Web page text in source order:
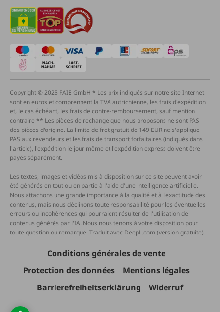
Copyright © 2025 FAIE GmbH * Les prix indiqués sur notre site Internet
sont en euros et comprennent la TVA autrichienne, les frais d'expédition
et, le cas échéant, les frais de contre-remboursement, sauf mention
contraire ** Les pièces de rechange que nous proposons ne sont PAS
des pièces d'origine. La limite de fret gratuit de 149 EUR ne s'applique
PAS aux revendeurs et les frais de transport forfaitaires (indiqués dans
l'article), l'expédition le jour même et l'expédition express doivent être
payés séparément.
Les textes, images et vidéos mis à disposition sur ce site peuvent avoir
été générés en tout ou en partie à l'aide d'une intelligence artificielle.
Nous attachons une grande importance à la qualité et à l'exactitude des
contenus, mais nous déclinons toute responsabilité pour les éventuelles
erreurs ou incohérences qui pourraient résulter de l'utilisation de
contenus générés par l'IA. Nous nous tenons à votre disposition pour
toute question ou remarque. Traduit avec DeepL.com (version gratuite)
Conditions générales de vente
Protection des données
Mentions légales
Barrierefreiheitserklärung
Widerruf